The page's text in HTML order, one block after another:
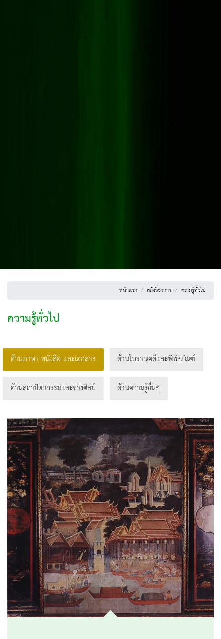
หน้าแรก คลังวิชาการ ความรู้ทั่วไป
ความรู้ทั่วไป
ด้านภาษา หนังสือ และเอกสาร ด้านโบราณคดีและพิพิธภัณฑ์
ด้านสถาปัตยกรรมและช่างศิลป์ ด้านความรู้อื่นๆ